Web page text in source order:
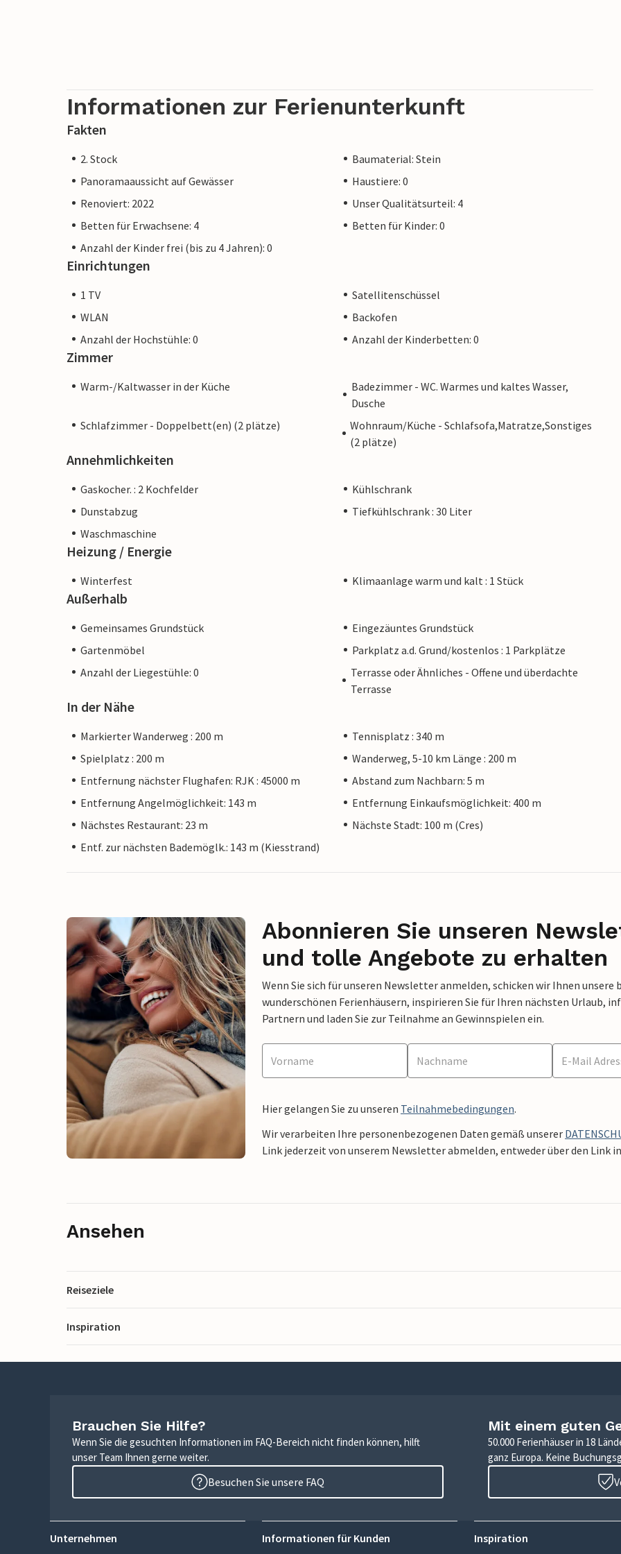
Informationen zur Ferienunterkunft
Fakten
2. Stock
Baumaterial: Stein
Panoramaaussicht auf Gewässer
Haustiere: 0
Renoviert: 2022
Unser Qualitätsurteil: 4
Betten für Erwachsene: 4
Betten für Kinder: 0
Anzahl der Kinder frei (bis zu 4 Jahren): 0
Einrichtungen
1 TV
Satellitenschüssel
WLAN
Backofen
Anzahl der Hochstühle: 0
Anzahl der Kinderbetten: 0
Zimmer
Warm-/Kaltwasser in der Küche
Badezimmer - WC. Warmes und kaltes Wasser,
Dusche
Schlafzimmer - Doppelbett(en) (2 plätze)
Wohnraum/Küche - Schlafsofa,Matratze,Sonstiges
(2 plätze)
Annehmlichkeiten
Gaskocher. : 2 Kochfelder
Kühlschrank
Dunstabzug
Tiefkühlschrank : 30 Liter
Waschmaschine
Heizung / Energie
Winterfest Klimaanlage warm und kalt : 1 Stück
Außerhalb
Gemeinsames Grundstück
Eingezäuntes Grundstück
Gartenmöbel
Parkplatz a.d. Grund/kostenlos : 1 Parkplätze
Anzahl der Liegestühle: 0
Terrasse oder Ähnliches - Offene und überdachte
Terrasse
In der Nähe
Markierter Wanderweg : 200 m
Tennisplatz : 340 m
Spielplatz : 200 m
Wanderweg, 5-10 km Länge : 200 m
Entfernung nächster Flughafen: RJK : 45000 m
Abstand zum Nachbarn: 5 m
Entfernung Angelmöglichkeit: 143 m
Entfernung Einkaufsmöglichkeit: 400 m
Nächstes Restaurant: 23 m
Nächste Stadt: 100 m (Cres)
Entf. zur nächsten Bademöglk.: 143 m (Kiesstrand)
Abonnieren Sie unseren
und tolle Angebote zu erhalten
Wenn Sie sich für unseren Newsletter anmelden, schicken wir Ihnen
wunderschönen Ferienhäusern, inspirieren Sie für Ihren nächsten Urlaub,
Partnern und laden Sie zur Teilnahme an Gewinnspielen ein.
Hier gelangen Sie zu unseren Teilnahmebedingungen.
Wir verarbeiten Ihre personenbezogenen Daten gemäß unserer
Link jederzeit von unserem Newsletter abmelden, entweder über den Link
Ansehen
Reiseziele
Inspiration
Brauchen Sie Hilfe?
Wenn Sie die gesuchten Informationen im FAQ-Bereich nicht finden können, hilft
unser Team Ihnen gerne weiter.
Besuchen Sie unsere FAQ
Mit einem guten
50.000 Ferienhäuser in 18
ganz Europa. Keine
Unternehmen Informationen für Kunden Inspiration